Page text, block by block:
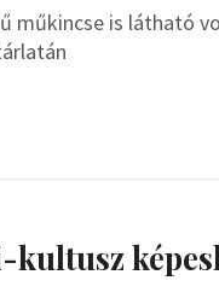
műkincse is látható